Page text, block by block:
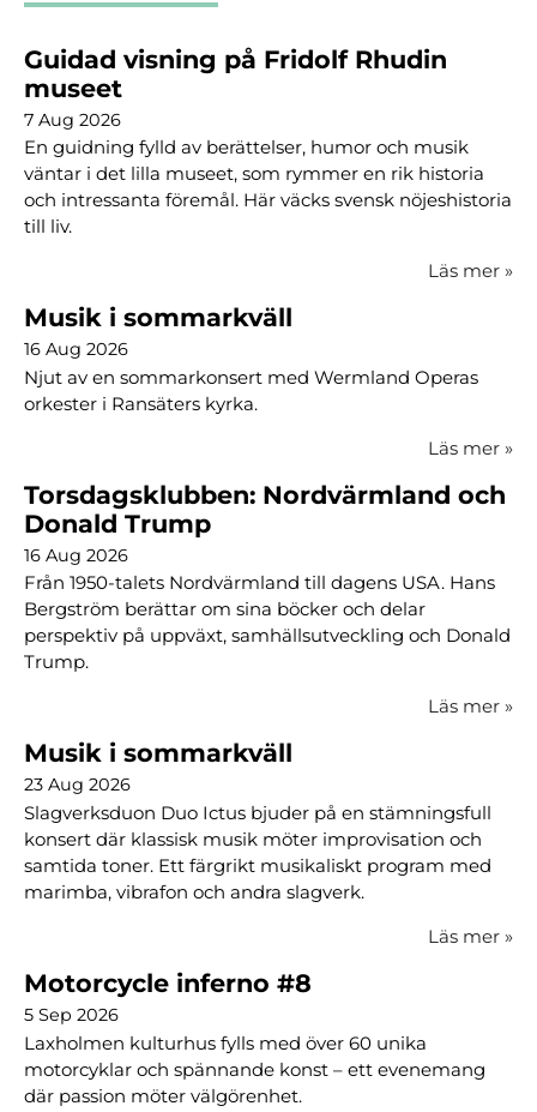
Guidad visning på Fridolf Rhudin
museet
7 Aug 2026
En guidning fylld av berättelser, humor och musik
väntar i det lilla museet, som rymmer en rik historia
och intressanta föremål. Här väcks svensk nöjeshistoria
till liv.
Läs mer »
Musik i sommarkväll
16 Aug 2026
Njut av en sommarkonsert med Wermland Operas
orkester i Ransäters kyrka.
Läs mer »
Torsdagsklubben: Nordvärmland och
Donald Trump
16 Aug 2026
Från 1950-talets Nordvärmland till dagens USA. Hans
Bergström berättar om sina böcker och delar
perspektiv på uppväxt, samhällsutveckling och Donald
Trump.
Läs mer »
Musik i sommarkväll
23 Aug 2026
Slagverksduon Duo Ictus bjuder på en stämningsfull
konsert där klassisk musik möter improvisation och
samtida toner. Ett färgrikt musikaliskt program med
marimba, vibrafon och andra slagverk.
Läs mer »
Motorcycle inferno #8
5 Sep 2026
Laxholmen kulturhus fylls med över 60 unika
motorcyklar och spännande konst – ett evenemang
där passion möter välgörenhet.